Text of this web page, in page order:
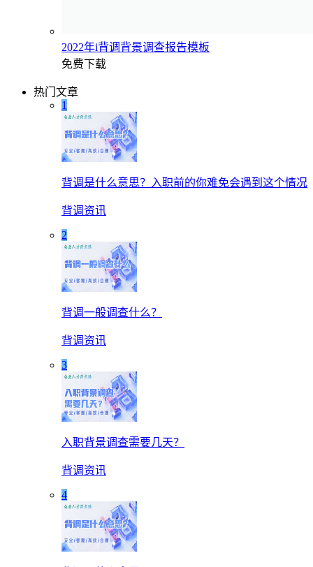
2022年i背调背景调查报告模板
免费下载
热门文章
1
背调是什么意思？入职前的你难免会遇到这个情况
背调资讯
2
背调一般调查什么？
背调资讯
3
入职背景调查需要几天？
背调资讯
4